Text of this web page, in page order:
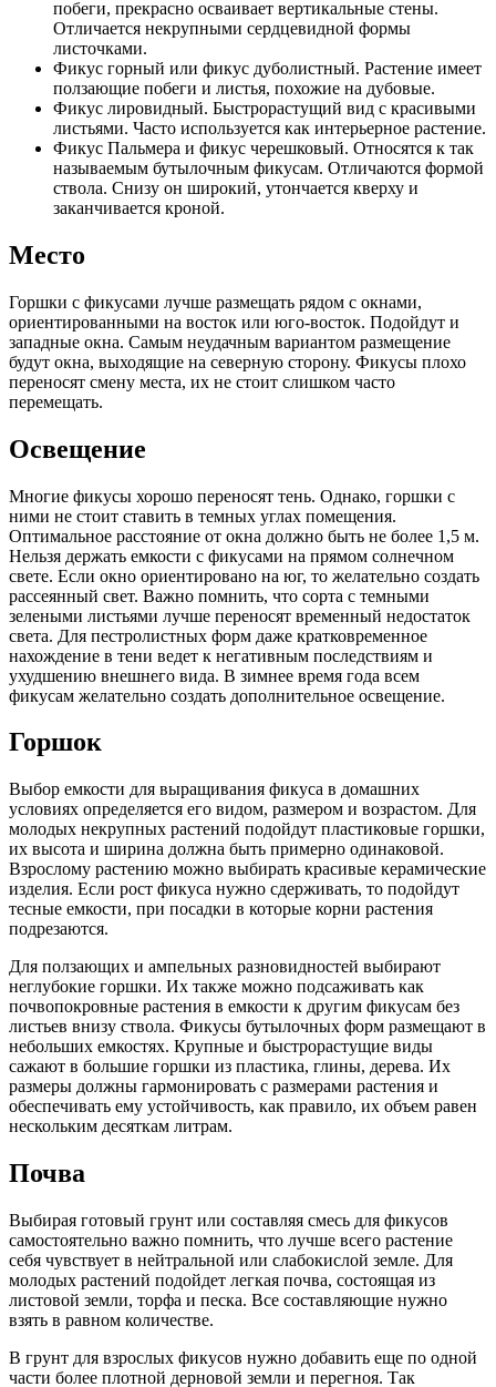
побеги, прекрасно осваивает вертикальные стены.
Отличается некрупными сердцевидной формы
листочками.
Фикус горный или фикус дуболистный. Растение имеет
ползающие побеги и листья, похожие на дубовые.
Фикус лировидный. Быстрорастущий вид с красивыми
листьями. Часто используется как интерьерное растение.
Фикус Пальмера и фикус черешковый. Относятся к так
называемым бутылочным фикусам. Отличаются формой
ствола. Снизу он широкий, утончается кверху и
заканчивается кроной.
Место
Горшки с фикусами лучше размещать рядом с окнами,
ориентированными на восток или юго-восток. Подойдут и
западные окна. Самым неудачным вариантом размещение
будут окна, выходящие на северную сторону. Фикусы плохо
переносят смену места, их не стоит слишком часто
перемещать.
Освещение
Многие фикусы хорошо переносят тень. Однако, горшки с
ними не стоит ставить в темных углах помещения.
Оптимальное расстояние от окна должно быть не более 1,5 м.
Нельзя держать емкости с фикусами на прямом солнечном
свете. Если окно ориентировано на юг, то желательно создать
рассеянный свет. Важно помнить, что сорта с темными
зелеными листьями лучше переносят временный недостаток
света. Для пестролистных форм даже кратковременное
нахождение в тени ведет к негативным последствиям и
ухудшению внешнего вида. В зимнее время года всем
фикусам желательно создать дополнительное освещение.
Горшок
Выбор емкости для выращивания фикуса в домашних
условиях определяется его видом, размером и возрастом. Для
молодых некрупных растений подойдут пластиковые горшки,
их высота и ширина должна быть примерно одинаковой.
Взрослому растению можно выбирать красивые керамические
изделия. Если рост фикуса нужно сдерживать, то подойдут
тесные емкости, при посадки в которые корни растения
подрезаются.
Для ползающих и ампельных разновидностей выбирают
неглубокие горшки. Их также можно подсаживать как
почвопокровные растения в емкости к другим фикусам без
листьев внизу ствола. Фикусы бутылочных форм размещают в
небольших емкостях. Крупные и быстрорастущие виды
сажают в большие горшки из пластика, глины, дерева. Их
размеры должны гармонировать с размерами растения и
обеспечивать ему устойчивость, как правило, их объем равен
нескольким десяткам литрам.
Почва
Выбирая готовый грунт или составляя смесь для фикусов
самостоятельно важно помнить, что лучше всего растение
себя чувствует в нейтральной или слабокислой земле. Для
молодых растений подойдет легкая почва, состоящая из
листовой земли, торфа и песка. Все составляющие нужно
взять в равном количестве.
В грунт для взрослых фикусов нужно добавить еще по одной
части более плотной дерновой земли и перегноя. Так